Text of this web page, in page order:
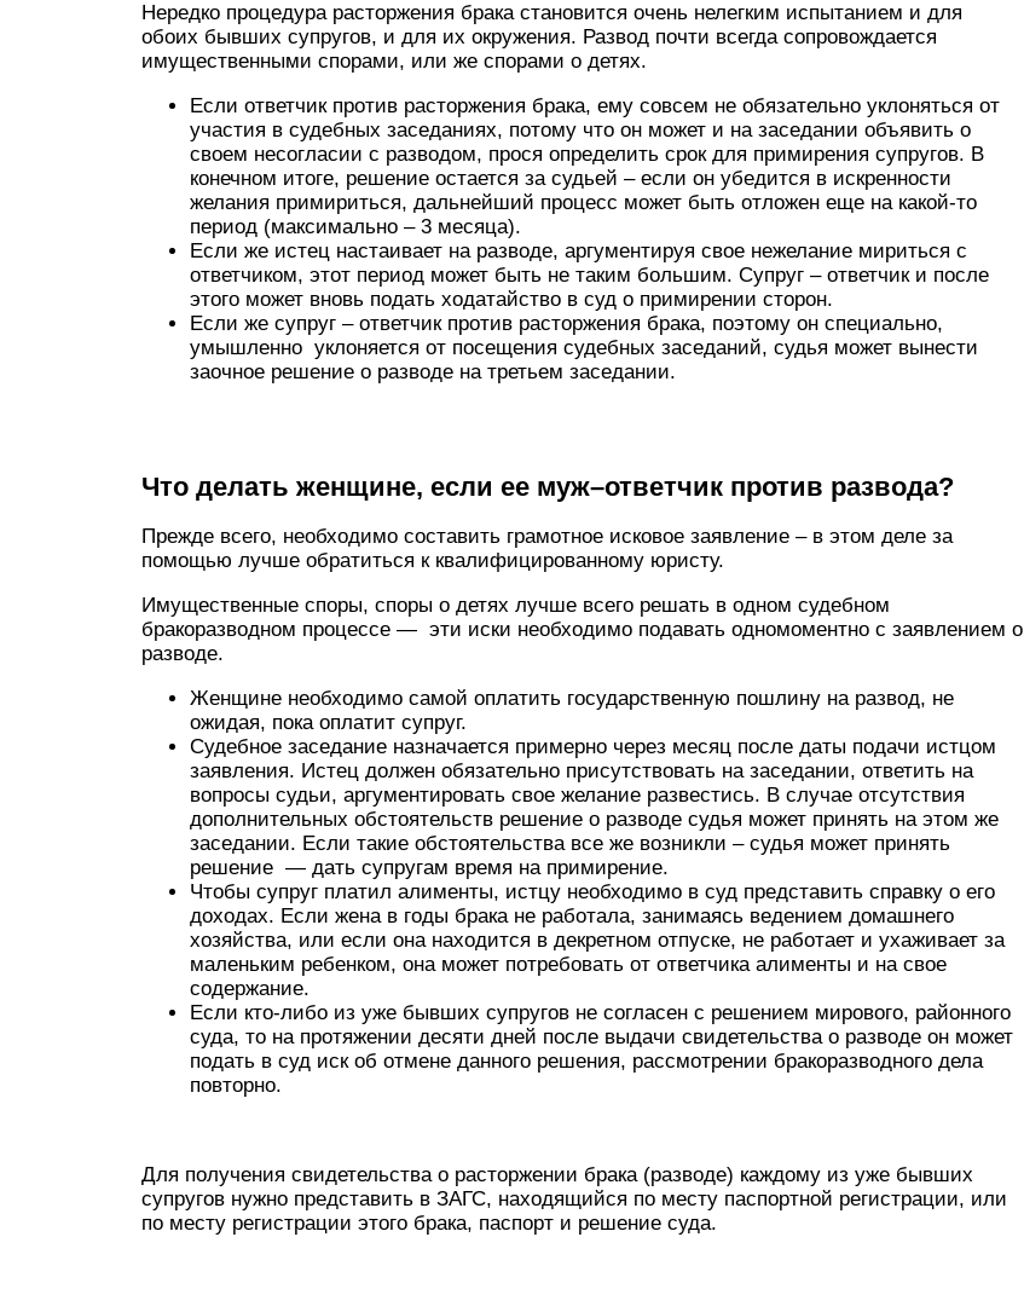
Нередко процедура расторжения брака становится очень нелегким испытанием и для
обоих бывших супругов, и для их окружения. Развод почти всегда сопровождается
имущественными спорами, или же спорами о детях.
Если ответчик против расторжения брака, ему совсем не обязательно уклоняться от
участия в судебных заседаниях, потому что он может и на заседании объявить о
своем несогласии с разводом, прося определить срок для примирения супругов. В
конечном итоге, решение остается за судьей – если он убедится в искренности
желания примириться, дальнейший процесс может быть отложен еще на какой-то
период (максимально – 3 месяца).
Если же истец настаивает на разводе, аргументируя свое нежелание мириться с
ответчиком, этот период может быть не таким большим. Супруг – ответчик и после
этого может вновь подать ходатайство в суд о примирении сторон.
Если же супруг – ответчик против расторжения брака, поэтому он специально,
умышленно уклоняется от посещения судебных заседаний, судья может вынести
заочное решение о разводе на третьем заседании.
Что делать женщине, если ее муж–ответчик против развода?
Прежде всего, необходимо составить грамотное исковое заявление – в этом деле за
помощью лучше обратиться к квалифицированному юристу.
Имущественные споры, споры о детях лучше всего решать в одном судебном
бракоразводном процессе — эти иски необходимо подавать одномоментно с заявлением о
разводе.
Женщине необходимо самой оплатить государственную пошлину на развод, не
ожидая, пока оплатит супруг.
Судебное заседание назначается примерно через месяц после даты подачи истцом
заявления. Истец должен обязательно присутствовать на заседании, ответить на
вопросы судьи, аргументировать свое желание развестись. В случае отсутствия
дополнительных обстоятельств решение о разводе судья может принять на этом же
заседании. Если такие обстоятельства все же возникли – судья может принять
решение — дать супругам время на примирение.
Чтобы супруг платил алименты, истцу необходимо в суд представить справку о его
доходах. Если жена в годы брака не работала, занимаясь ведением домашнего
хозяйства, или если она находится в декретном отпуске, не работает и ухаживает за
маленьким ребенком, она может потребовать от ответчика алименты и на свое
содержание.
Если кто-либо из уже бывших супругов не согласен с решением мирового, районного
суда, то на протяжении десяти дней после выдачи свидетельства о разводе он может
подать в суд иск об отмене данного решения, рассмотрении бракоразводного дела
повторно.
Для получения свидетельства о расторжении брака (разводе) каждому из уже бывших
супругов нужно представить в ЗАГС, находящийся по месту паспортной регистрации, или
по месту регистрации этого брака, паспорт и решение суда.